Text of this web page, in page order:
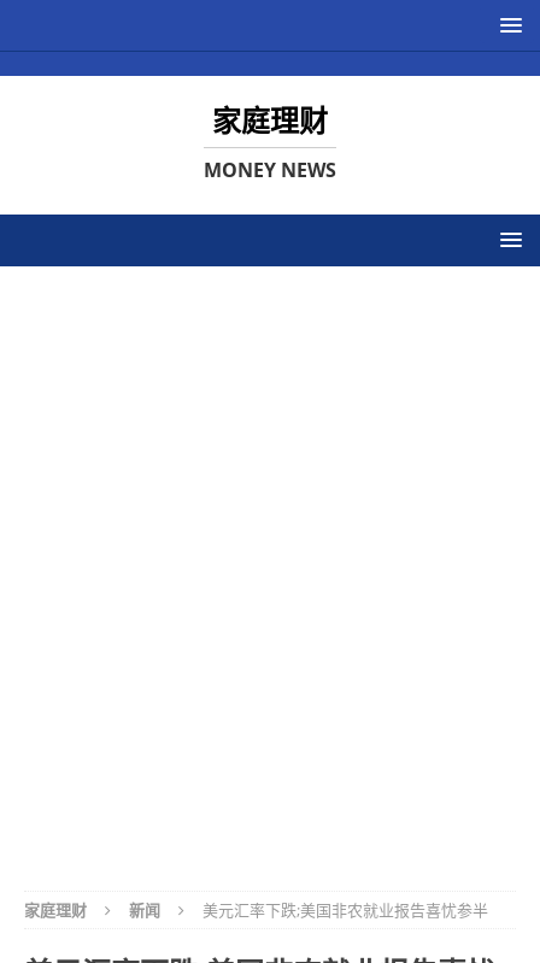
家庭理财
MONEY NEWS
家庭理财 新闻 美元汇率下跌;美国非农就业报告喜忧参半